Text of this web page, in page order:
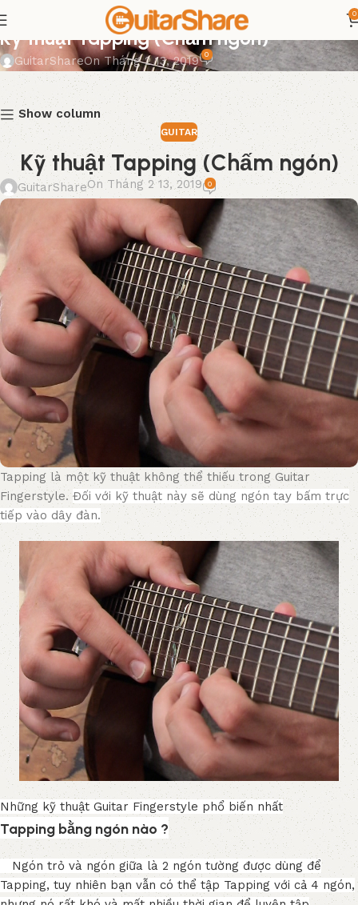
0
GUITAR
Kỹ thuật Tapping (Chấm ngón)
GuitarShareOn Tháng 2 13, 2019 0
Show column
GUITAR
Kỹ thuật Tapping (Chấm ngón)
GuitarShareOn Tháng 2 13, 2019 0
Tapping là một kỹ thuật không thể thiếu trong Guitar
Fingerstyle.Đối với kỹ thuật này sẽ dùng ngón tay bấm trực
tiếp vào dây đàn.
Những kỹ thuật Guitar Fingerstyle phổ biến nhất
Tapping bằng ngón nào ?
Ngón trỏ và ngón giữa là 2 ngón tường được dùng để
Tapping, tuy nhiên bạn vẫn có thể tập Tapping với cả 4 ngón,